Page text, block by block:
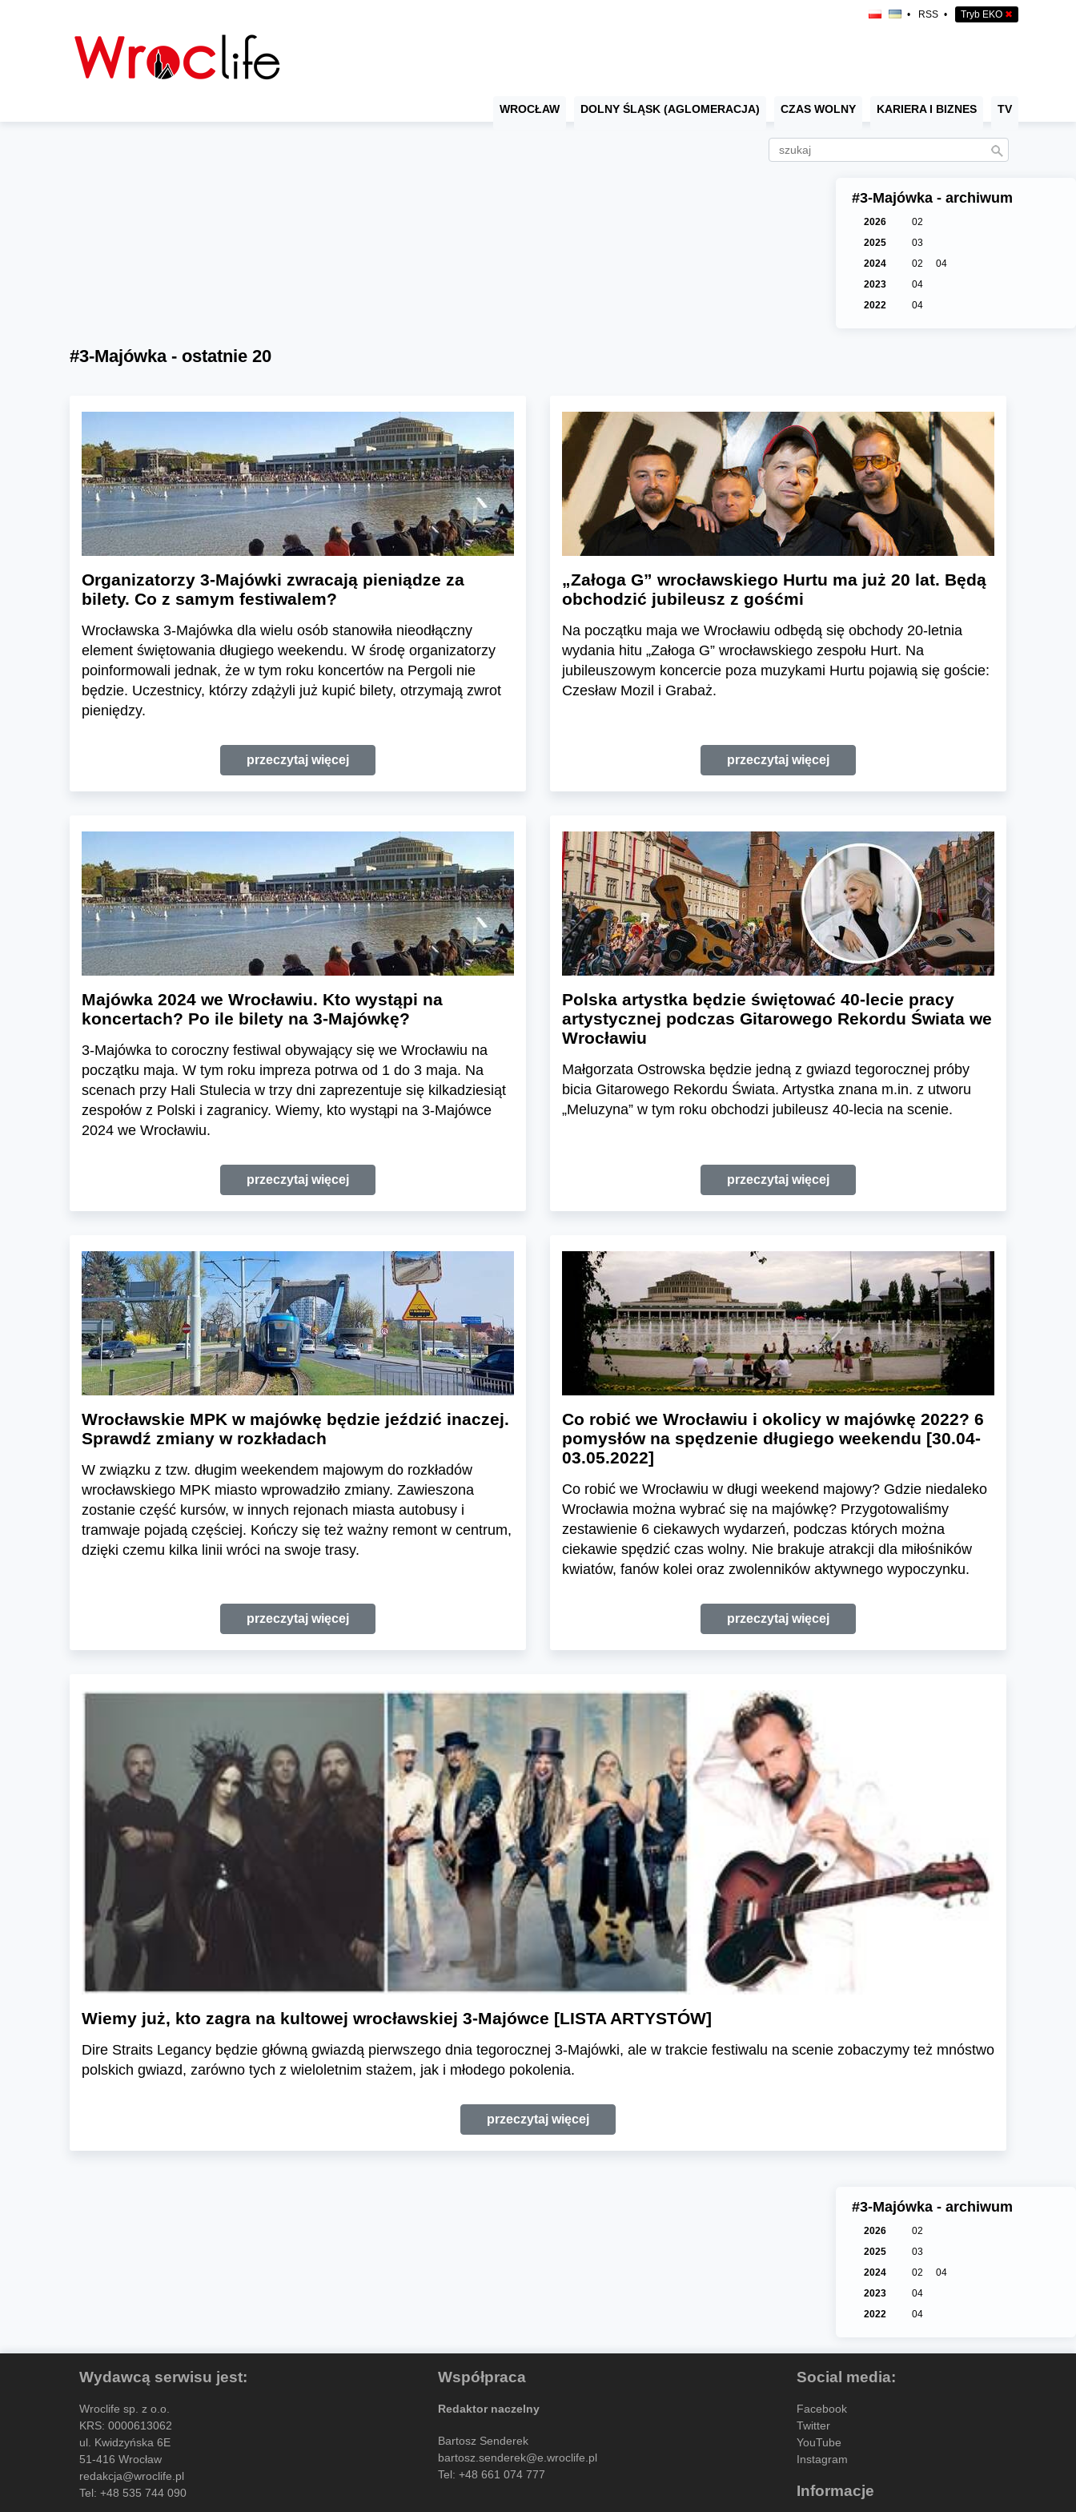
• RSS • Tryb EKO ✖
WROCŁAW DOLNY ŚLĄSK (AGLOMERACJA) CZAS WOLNY KARIERA I BIZNES TV
#3-Majówka - archiwum
2026
02
2025
03
2024
02
04
2023
04
2022
04
#3-Majówka - ostatnie 20
Organizatorzy 3-Majówki zwracają pieniądze za
bilety. Co z samym festiwalem?
Wrocławska 3-Majówka dla wielu osób stanowiła nieodłączny
element świętowania długiego weekendu. W środę organizatorzy
poinformowali jednak, że w tym roku koncertów na Pergoli nie
będzie. Uczestnicy, którzy zdążyli już kupić bilety, otrzymają zwrot
pieniędzy.
przeczytaj więcej
„Załoga G” wrocławskiego Hurtu ma już 20 lat. Będą
obchodzić jubileusz z gośćmi
Na początku maja we Wrocławiu odbędą się obchody 20-letnia
wydania hitu „Załoga G” wrocławskiego zespołu Hurt. Na
jubileuszowym koncercie poza muzykami Hurtu pojawią się goście:
Czesław Mozil i Grabaż.
przeczytaj więcej
Majówka 2024 we Wrocławiu. Kto wystąpi na
koncertach? Po ile bilety na 3-Majówkę?
3-Majówka to coroczny festiwal obywający się we Wrocławiu na
początku maja. W tym roku impreza potrwa od 1 do 3 maja. Na
scenach przy Hali Stulecia w trzy dni zaprezentuje się kilkadziesiąt
zespołów z Polski i zagranicy. Wiemy, kto wystąpi na 3-Majówce
2024 we Wrocławiu.
przeczytaj więcej
Polska artystka będzie świętować 40-lecie pracy
artystycznej podczas Gitarowego Rekordu Świata we
Wrocławiu
Małgorzata Ostrowska będzie jedną z gwiazd tegorocznej próby
bicia Gitarowego Rekordu Świata. Artystka znana m.in. z utworu
„Meluzyna” w tym roku obchodzi jubileusz 40-lecia na scenie.
przeczytaj więcej
Wrocławskie MPK w majówkę będzie jeździć inaczej.
Sprawdź zmiany w rozkładach
W związku z tzw. długim weekendem majowym do rozkładów
wrocławskiego MPK miasto wprowadziło zmiany. Zawieszona
zostanie część kursów, w innych rejonach miasta autobusy i
tramwaje pojadą częściej. Kończy się też ważny remont w centrum,
dzięki czemu kilka linii wróci na swoje trasy.
przeczytaj więcej
Co robić we Wrocławiu i okolicy w majówkę 2022? 6
pomysłów na spędzenie długiego weekendu [30.04-
03.05.2022]
Co robić we Wrocławiu w długi weekend majowy? Gdzie niedaleko
Wrocławia można wybrać się na majówkę? Przygotowaliśmy
zestawienie 6 ciekawych wydarzeń, podczas których można
ciekawie spędzić czas wolny. Nie brakuje atrakcji dla miłośników
kwiatów, fanów kolei oraz zwolenników aktywnego wypoczynku.
przeczytaj więcej
Wiemy już, kto zagra na kultowej wrocławskiej 3-Majówce [LISTA ARTYSTÓW]
Dire Straits Legancy będzie główną gwiazdą pierwszego dnia tegorocznej 3-Majówki, ale w trakcie festiwalu na scenie zobaczymy też mnóstwo
polskich gwiazd, zarówno tych z wieloletnim stażem, jak i młodego pokolenia.
przeczytaj więcej
#3-Majówka - archiwum
2026
02
2025
03
2024
02
04
2023
04
2022
04
Wydawcą serwisu jest:
Wroclife sp. z o.o.
KRS: 0000613062
ul. Kwidzyńska 6E
51-416 Wrocław
redakcja@wroclife.pl
Tel: +48 535 744 090
Współpraca
Redaktor naczelny
Bartosz Senderek
bartosz.senderek@e.wroclife.pl
Tel: +48 661 074 777
Social media:
Facebook
Twitter
YouTube
Instagram
Informacje